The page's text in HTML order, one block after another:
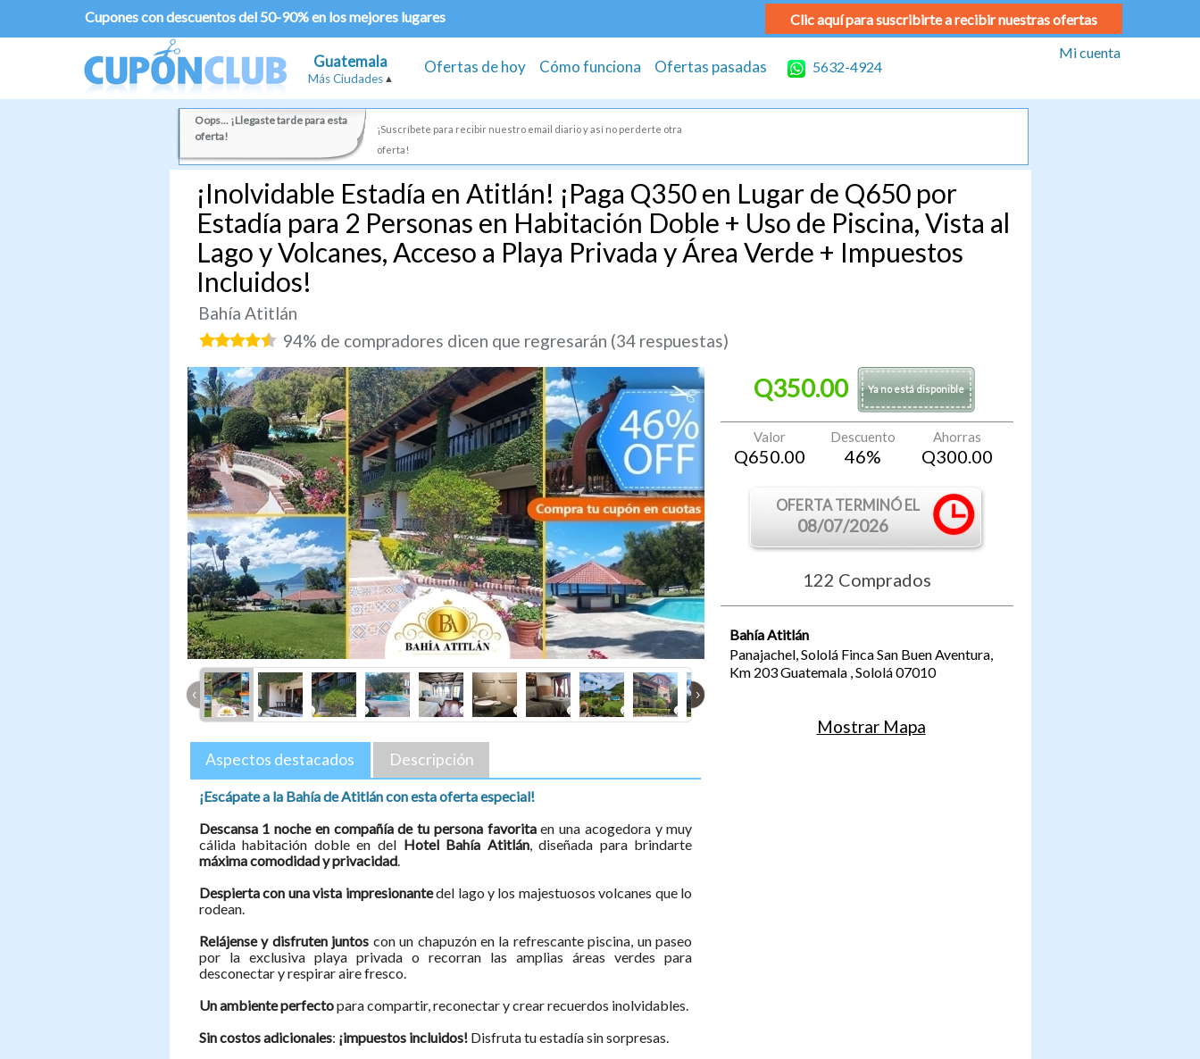
Cupones con descuentos del 50-90% en los mejores lugares Clic aquí para suscribirte a recibir nuestras ofertas
Guatemala
Más Ciudades
Ofertas de hoy Cómo funciona Ofertas pasadas 5632-4924
Mi cuenta
Oops... ¡Llegaste tarde para esta
oferta!
¡Suscríbete para recibir nuestro email diario y así no perderte otra
oferta!
¡Inolvidable Estadía en Atitlán! ¡Paga Q350 en Lugar de Q650 por
Estadía para 2 Personas en Habitación Doble + Uso de Piscina, Vista al
Lago y Volcanes, Acceso a Playa Privada y Área Verde + Impuestos
Incluidos!
Bahía Atitlán
94% de compradores dicen que regresarán (34 respuestas)
‹ ›
Aspectos destacados Descripción
¡Escápate a la Bahía de Atitlán con esta oferta especial!
Descansa 1 noche en compañía de tu persona favoritaen una acogedora y muy
cálida habitación doble en del Hotel Bahía Atitlán, diseñada para brindarte
máxima comodidad y privacidad.
Despierta con una vista impresionantedel lago y los majestuosos volcanes que lo
rodean.
Relájense y disfruten juntos con un chapuzón en la refrescante piscina, un paseo
por la exclusiva playa privada o recorran las amplias áreas verdes para
desconectar y respirar aire fresco.
Un ambiente perfectopara compartir, reconectar y crear recuerdos inolvidables.
Sin costos adicionales: ¡impuestos incluidos! Disfruta tu estadía sin sorpresas.
Q350.00 Ya no está disponible
Valor
Q650.00
Descuento
46%
Ahorras
Q300.00
OFERTA TERMINÓ EL
08/07/2026
122 Comprados
Bahía Atitlán
Panajachel, Sololá Finca San Buen Aventura,
Km 203Guatemala,Sololá07010
Mostrar Mapa